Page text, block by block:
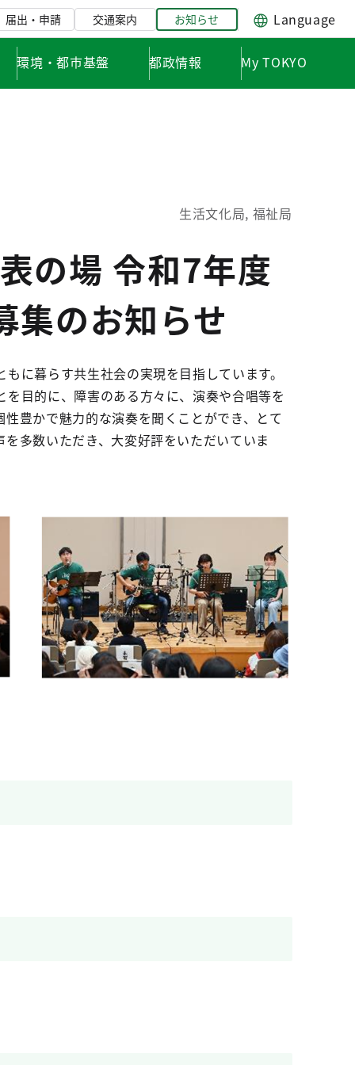
届出・申請 交通案内 お知らせ Language
環境・都市基盤 都政情報 My TOKYO
生活文化局, 福祉局
の場 令和7年度
集のお知らせ
に暮らす共生社会の実現を目指しています。
目的に、障害のある方々に、演奏や合唱等を
豊かで魅力的な演奏を聞くことができ、とて
多数いただき、大変好評をいただいていま